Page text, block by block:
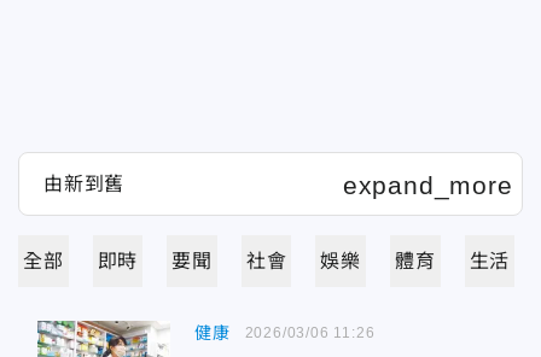
全部 即時 要聞 社會 娛樂 體育 生活
健康 2026/03/06 11:26